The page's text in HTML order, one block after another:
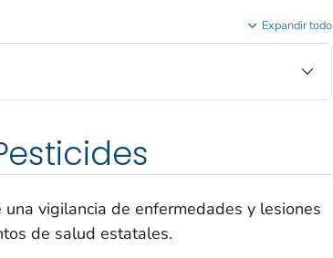
Expandir todo
una vigilancia de enfermedades y lesiones
de salud estatales.